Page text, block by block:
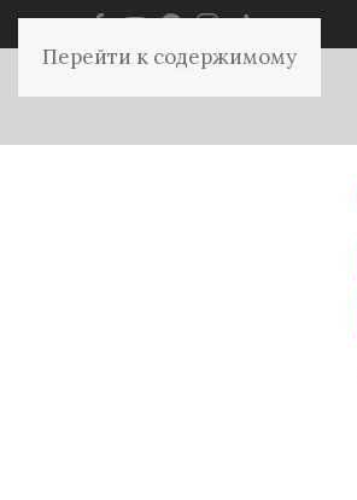
Перейти к содержимому